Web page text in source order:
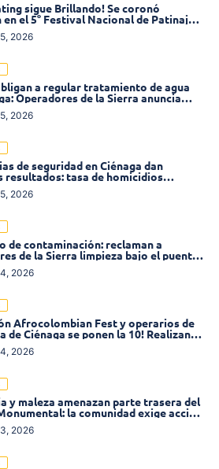
sigue Brillando! Se coronó
en el 5° Festival Nacional de Patinaje
Ruedas»
2026
a regular tratamiento de agua
Operadores de la Sierra anuncia
en varios sectores
2026
de seguridad en Ciénaga dan
resultados: tasa de homicidios
un 58% en 2026
2026
de contaminación: reclaman a
de la Sierra limpieza bajo el puente
19 con carrera 11
2026
Afrocolombian Fest y operarios de
de Ciénaga se ponen la 10! Realizan
la parte posterior del Coliseo
2026
y maleza amenazan parte trasera del
la comunidad exige acción
2026